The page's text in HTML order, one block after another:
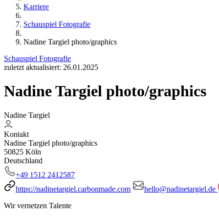
Karriere
Schauspiel Fotografie
Nadine Targiel photo/graphics
Schauspiel Fotografie
zuletzt aktualisiert: 26.01.2025
Nadine Targiel photo/graphics
Nadine Targiel
Kontakt
Nadine Targiel photo/graphics
50825 Köln
Deutschland
+49 1512 2412587
https://nadinetargiel.carbonmade.com
hello@nadinetargiel.de
Wir vernetzen Talente